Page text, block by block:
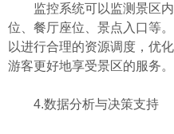
监控系统可以监测景区内
位、餐厅座位、景点入口等
以进行合理的资源调度，优
游客更好地享受景区的服务。
4.数据分析与决策支持